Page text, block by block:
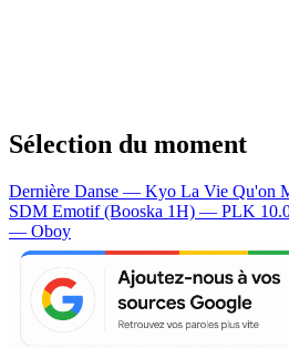
Sélection du moment
Dernière Danse — Kyo La Vie Qu'on
SDM Emotif (Booska 1H) — PLK
— Oboy